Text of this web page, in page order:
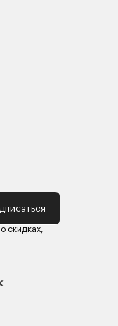
скидках,